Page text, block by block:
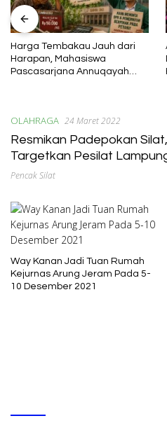
Harga Tembakau Jauh dari
Harapan, Mahasiswa
Pascasarjana Annuqayah
OLAHRAGA 24 Maret 2022
Resmikan Padepokan
Targetkan Pesilat
Pencak Silat
Way Kanan Jadi Tuan Rumah
Kejurnas Arung Jeram Pada 5-
10 Desember 2021